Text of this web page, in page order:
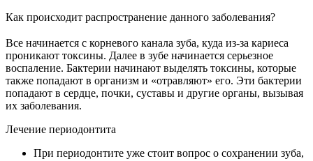
Как происходит распространение данного заболевания?
Все начинается с корневого канала зуба, куда из-за кариеса
проникают токсины. Далее в зубе начинается серьезное
воспаление. Бактерии начинают выделять токсины, которые
также попадают в организм и «отравляют» его. Эти бактерии
попадают в сердце, почки, суставы и другие органы, вызывая
их заболевания.
Лечение периодонтита
При периодонтите уже стоит вопрос о сохранении зуба,